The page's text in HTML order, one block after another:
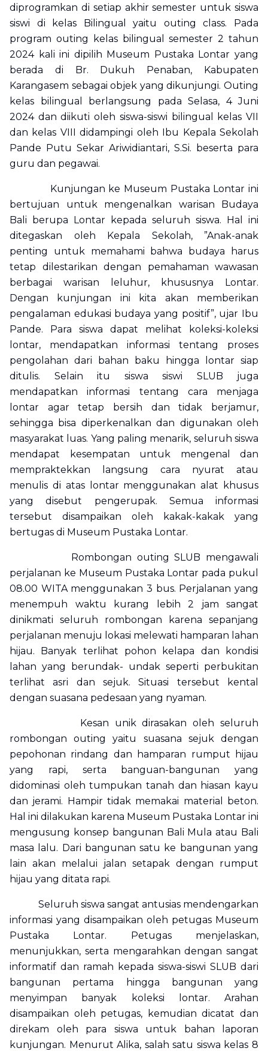
diprogramkan di setiap akhir semester untuk siswa
siswi di kelas Bilingual yaitu outing class. Pada
program outing kelas bilingual semester 2 tahun
2024 kali ini dipilih Museum Pustaka Lontar yang
berada di Br. Dukuh Penaban, Kabupaten
Karangasem sebagai objek yang dikunjungi. Outing
kelas bilingual berlangsung pada Selasa, 4 Juni
2024 dan diikuti oleh siswa-siswi bilingual kelas VII
dan kelas VIII didampingi oleh Ibu Kepala Sekolah
Pande Putu Sekar Ariwidiantari, S.Si. beserta para
guru dan pegawai.
Kunjungan ke Museum Pustaka Lontar ini
bertujuan untuk mengenalkan warisan Budaya
Bali berupa Lontar kepada seluruh siswa. Hal ini
ditegaskan oleh Kepala Sekolah, ”Anak-anak
penting untuk memahami bahwa budaya harus
tetap dilestarikan dengan pemahaman wawasan
berbagai warisan leluhur, khususnya Lontar.
Dengan kunjungan ini kita akan memberikan
pengalaman edukasi budaya yang positif”, ujar Ibu
Pande. Para siswa dapat melihat koleksi-koleksi
lontar, mendapatkan informasi tentang proses
pengolahan dari bahan baku hingga lontar siap
ditulis. Selain itu siswa siswi SLUB juga
mendapatkan informasi tentang cara menjaga
lontar agar tetap bersih dan tidak berjamur,
sehingga bisa diperkenalkan dan digunakan oleh
masyarakat luas. Yang paling menarik, seluruh siswa
mendapat kesempatan untuk mengenal dan
mempraktekkan langsung cara nyurat atau
menulis di atas lontar menggunakan alat khusus
yang disebut pengerupak. Semua informasi
tersebut disampaikan oleh kakak-kakak yang
bertugas di Museum Pustaka Lontar.
Rombongan outing SLUB mengawali
perjalanan ke Museum Pustaka Lontar pada pukul
08.00 WITA menggunakan 3 bus. Perjalanan yang
menempuh waktu kurang lebih 2 jam sangat
dinikmati seluruh rombongan karena sepanjang
perjalanan menuju lokasi melewati hamparan lahan
hijau. Banyak terlihat pohon kelapa dan kondisi
lahan yang berundak- undak seperti perbukitan
terlihat asri dan sejuk. Situasi tersebut kental
dengan suasana pedesaan yang nyaman.
Kesan unik dirasakan oleh seluruh
rombongan outing yaitu suasana sejuk dengan
pepohonan rindang dan hamparan rumput hijau
yang rapi, serta banguan-bangunan yang
didominasi oleh tumpukan tanah dan hiasan kayu
dan jerami. Hampir tidak memakai material beton.
Hal ini dilakukan karena Museum Pustaka Lontar ini
mengusung konsep bangunan Bali Mulaatau Bali
masa lalu. Dari bangunan satu ke bangunan yang
lain akan melalui jalan setapak dengan rumput
hijau yang ditata rapi.
Seluruh siswa sangat antusias mendengarkan
informasi yang disampaikan oleh petugas Museum
Pustaka Lontar. Petugas menjelaskan,
menunjukkan, serta mengarahkan dengan sangat
informatif dan ramah kepada siswa-siswi SLUB dari
bangunan pertama hingga bangunan yang
menyimpan banyak koleksi lontar. Arahan
disampaikan oleh petugas, kemudian dicatat dan
direkam oleh para siswa untuk bahan laporan
kunjungan. Menurut Alika, salah satu siswa kelas 8